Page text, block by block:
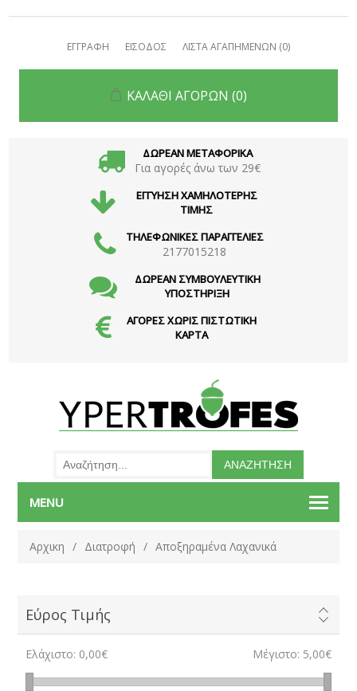
ΕΓΓΡΑΦΗ ΕΙΣΟΔΟΣ ΛΙΣΤΑ ΑΓΑΠΗΜΕΝΩΝ (0)
ΚΑΛΑΘΙ ΑΓΟΡΩΝ (0)
ΔΩΡΕΑΝ ΜΕΤΑΦΟΡΙΚΑ
Για αγορές άνω των 29€
ΕΓΓΥΗΣΗ ΧΑΜΗΛΟΤΕΡΗΣ
ΤΙΜΗΣ
ΤΗΛΕΦΩΝΙΚΕΣ ΠΑΡΑΓΓΕΛΙΕΣ
2177015218
ΔΩΡΕΑΝ ΣΥΜΒΟΥΛΕΥΤΙΚΗ
ΥΠΟΣΤΗΡΙΞΗ
ΑΓΟΡΕΣ ΧΩΡΙΣ ΠΙΣΤΩΤΙΚΗ
ΚΑΡΤΑ
MENU
Αρχικη / Διατροφή / Αποξηραμένα Λαχανικά
Εύρος Τιμής
Ελάχιστο: 0,00€ Μέγιστο: 5,00€